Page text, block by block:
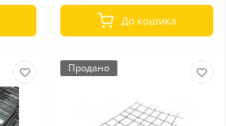
До кошика
Продано